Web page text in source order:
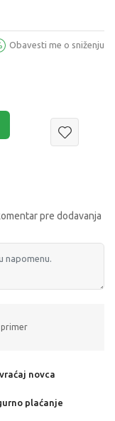
Obavesti me o sniženju
pre dodavanja
primer
novca
plaćanje